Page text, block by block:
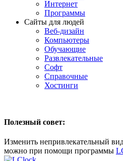
Интернет
Программы
Сайты для людей
Веб-дизайн
Компьютеры
Обучающие
Развлекательные
Софт
Справочные
Хостинги
Полезный совет:
Изменить непривлекательный
можно при помощи программы